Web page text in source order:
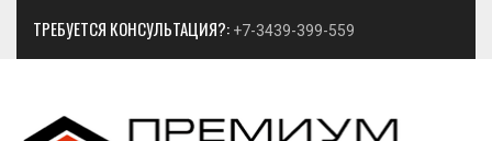
ТРЕБУЕТСЯ КОНСУЛЬТАЦИЯ?: +7-3439-399-559